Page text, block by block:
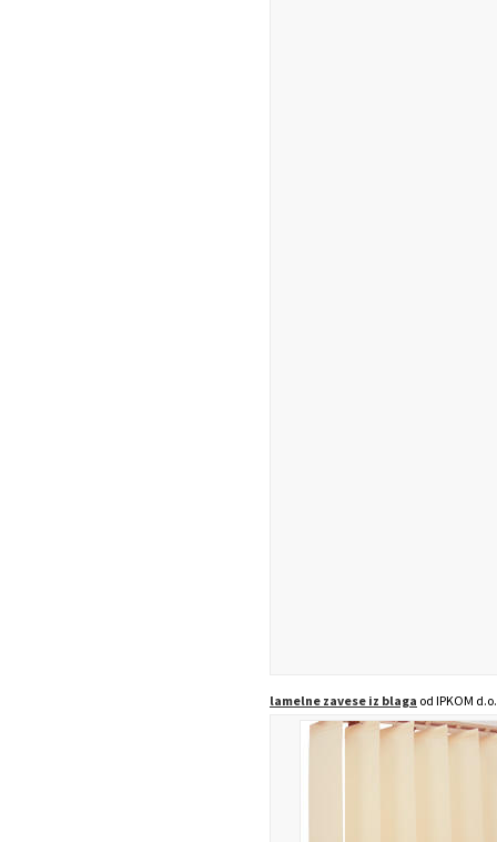
lamelne zavese iz blaga od IPKOM